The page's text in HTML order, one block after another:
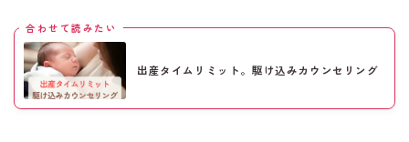
合わせて読みたい
出産タイムリミット。駆け込みカウンセリング